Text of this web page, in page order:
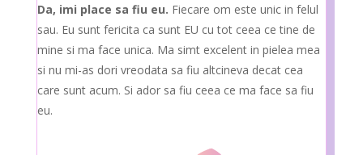
Da, imi place sa fiu eu. Fiecare om este unic in felul
sau. Eu sunt fericita ca sunt EU cu tot ceea ce tine de
mine si ma face unica. Ma simt excelent in pielea mea
si nu mi-as dori vreodata sa fiu altcineva decat cea
care sunt acum. Si ador sa fiu ceea ce ma face sa fiu
eu.